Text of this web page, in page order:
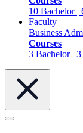
10 Bachelor |
Faculty
Business
Courses
3 Bachelor |